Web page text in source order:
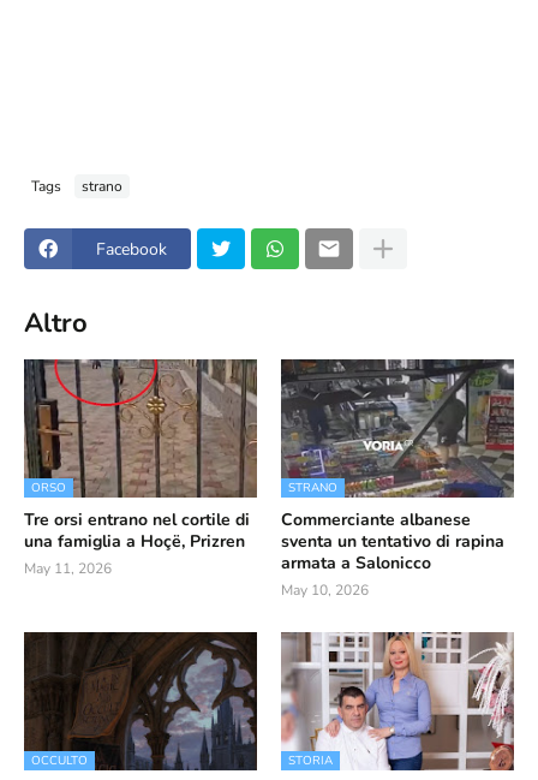
Tags strano
Facebook
Altro
ORSO
Tre orsi entrano nel cortile di
una famiglia a Hoçë, Prizren
May 11, 2026
STRANO
Commerciante albanese
sventa un tentativo di rapina
armata a Salonicco
May 10, 2026
OCCULTO STORIA